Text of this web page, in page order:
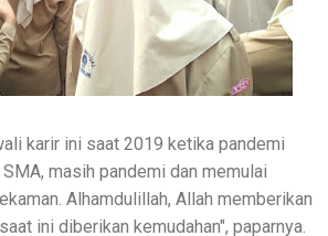
karir ini saat 2019 ketika pandemi
masih pandemi dan memulai
Alhamdulillah, Allah memberikan
ini diberikan kemudahan", paparnya.